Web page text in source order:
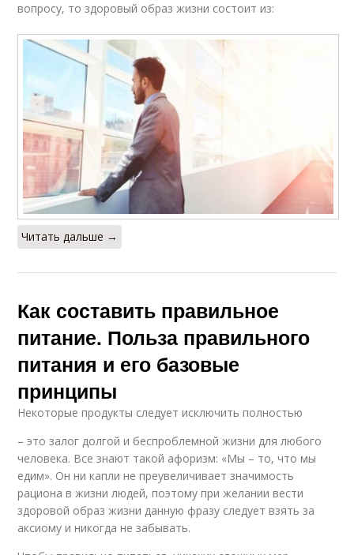
вопросу, то здоровый образ жизни состоит из:
Читать дальше →
Как составить правильное
питание. Польза правильного
питания и его базовые
принципы
Некоторые продукты следует исключить полностью
– это залог долгой и беспроблемной жизни для любого
человека. Все знают такой афоризм: «Мы – то, что мы
едим». Он ни капли не преувеличивает значимость
рациона в жизни людей, поэтому при желании вести
здоровой образ жизни данную фразу следует взять за
аксиому и никогда не забывать.